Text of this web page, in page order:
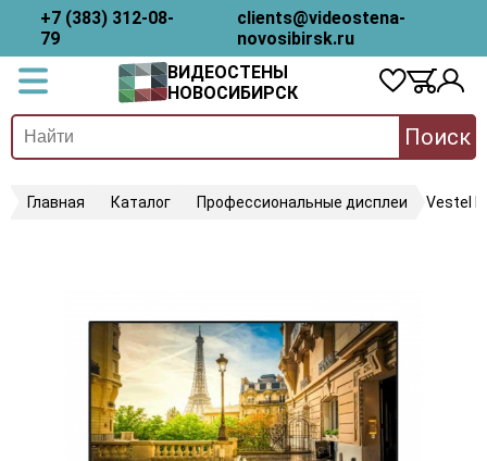
+7 (383) 312-08-
79
clients@videostena-
novosibirsk.ru
ВИДЕОСТЕНЫ
НОВОСИБИРСК
Поиск
Главная Каталог Профессиональные дисплеи Vestel